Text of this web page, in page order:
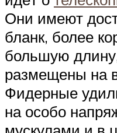
Они имеют
бланк, более
большую
размещены на
Фидерные
на особо